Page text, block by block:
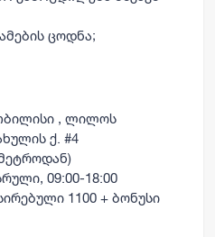
ცოდნა;
, ლილოს
ქ. #4
09:00-18:00
1100 + ბონუსი